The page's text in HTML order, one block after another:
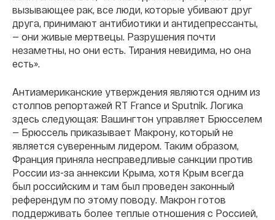
вызывающее рак, все люди, которые убивают друг
друга, принимают антибиотики и антидепрессанты,
— они живые мертвецы. Разрушения почти
незаметны, но они есть. Тирания невидима, но она
есть».
Антиамериканские утверждения являются одним из
столпов репортажей RT France и Sputnik. Логика
здесь следующая: Вашингтон управляет Брюсселем
— Брюссель приказывает Макрону, который не
является суверенным лидером. Таким образом,
Франция приняла несправедливые санкции против
России из-за аннексии Крыма, хотя Крым всегда
был российским и там был проведен законный
референдум по этому поводу. Макрон готов
поддерживать более теплые отношения с Россией,